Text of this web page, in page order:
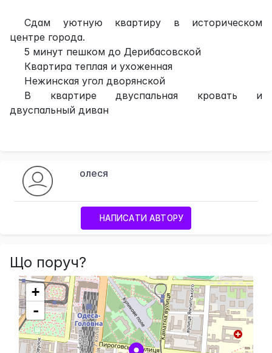
Сдам уютную квартиру в историческом
центре города.
5 минут пешком до Дерибасовской
Квартира теплая и ухоженная
Нежинская угол дворянской
В квартире двуспальная кровать и
двуспальный диван
олеся
НАПИСАТИ АВТОРУ
Що поруч?
+
-